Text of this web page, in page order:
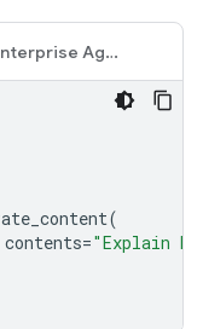
Gemini Enterprise Agent Platform API
(
contents="Explain